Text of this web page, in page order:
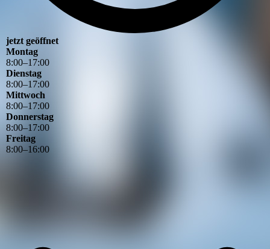
jetzt geöffnet
Montag
8:00–17:00
Dienstag
8:00–17:00
Mittwoch
8:00–17:00
Donnerstag
8:00–17:00
Freitag
8:00–16:00